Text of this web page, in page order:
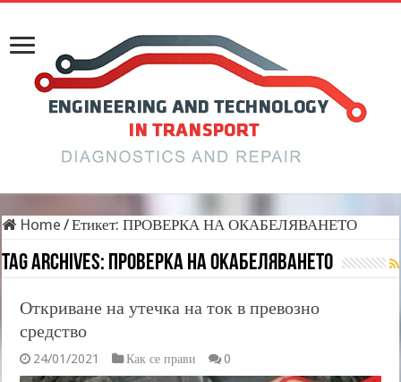
Home /Етикет:ПРОВЕРКА НА ОКАБЕЛЯВАНЕТО
Tag Archives: ПРОВЕРКА НА ОКАБЕЛЯВАНЕТО
Откриване на утечка на ток в превозно
средство
24/01/2021 Как се прави 0